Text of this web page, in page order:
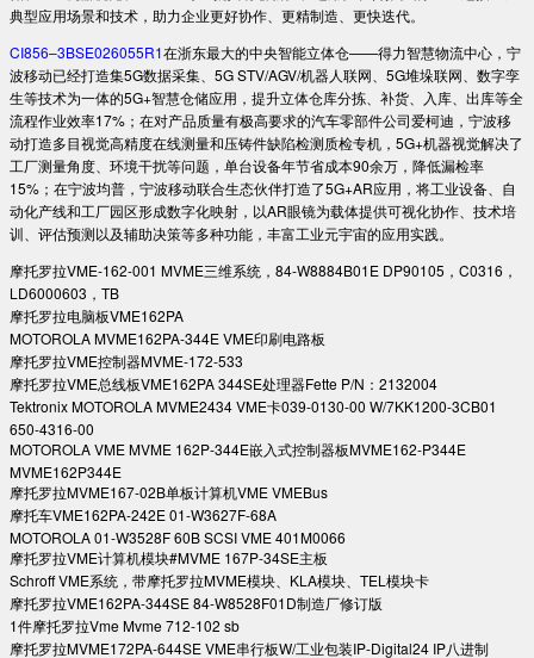
典型应用场景和技术，助力企业更好协作、更精制造、更快迭代。
CI856–3BSE026055R1在浙东最大的中央智能立体仓——得力智慧物流中心，宁
波移动已经打造集5G数据采集、5G STV/AGV/机器人联网、5G堆垛联网、数字孪
生等技术为一体的5G+智慧仓储应用，提升立体仓库分拣、补货、入库、出库等全
流程作业效率17%；在对产品质量有极高要求的汽车零部件公司爱柯迪，宁波移
动打造多目视觉高精度在线测量和压铸件缺陷检测质检专机，5G+机器视觉解决了
工厂测量角度、环境干扰等问题，单台设备年节省成本90余万，降低漏检率
15%；在宁波均普，宁波移动联合生态伙伴打造了5G+AR应用，将工业设备、自
动化产线和工厂园区形成数字化映射，以AR眼镜为载体提供可视化协作、技术培
训、评估预测以及辅助决策等多种功能，丰富工业元宇宙的应用实践。
摩托罗拉VME-162-001 MVME三维系统，84-W8884B01E DP90105，C0316，
LD6000603，TB
摩托罗拉电脑板VME162PA
MOTOROLA MVME162PA-344E VME印刷电路板
摩托罗拉VME控制器MVME-172-533
摩托罗拉VME总线板VME162PA 344SE处理器Fette P/N：2132004
Tektronix MOTOROLA MVME2434 VME卡039-0130-00 W/7KK1200-3CB01
650-4316-00
MOTOROLA VME MVME 162P-344E嵌入式控制器板MVME162-P344E
MVME162P344E
摩托罗拉MVME167-02B单板计算机VME VMEBus
摩托车VME162PA-242E 01-W3627F-68A
MOTOROLA 01-W3528F 60B SCSI VME 401M0066
摩托罗拉VME计算机模块#MVME 167P-34SE主板
Schroff VME系统，带摩托罗拉MVME模块、KLA模块、TEL模块卡
摩托罗拉VME162PA-344SE 84-W8528F01D制造厂修订版
1件摩托罗拉Vme Mvme 712-102 sb
摩托罗拉MVME172PA-644SE VME串行板W/工业包装IP-Digital24 IP八进制